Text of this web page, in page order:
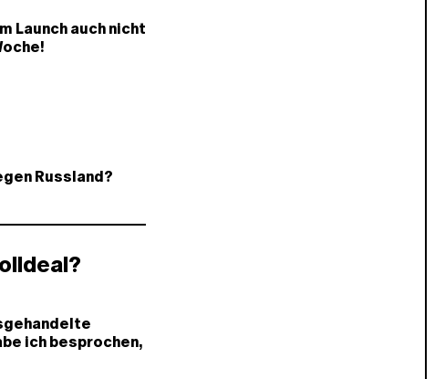
Launch auch nicht
Russland?
ich besprochen,